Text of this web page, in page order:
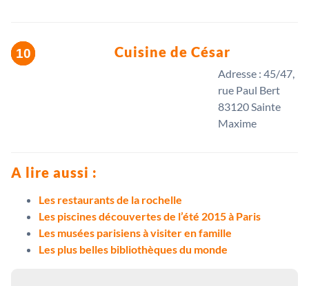
Cuisine de César
Adresse : 45/47,
rue Paul Bert
83120 Sainte
Maxime
A lire aussi :
Les restaurants de la rochelle
Les piscines découvertes de l’été 2015 à Paris
Les musées parisiens à visiter en famille
Les plus belles bibliothèques du monde